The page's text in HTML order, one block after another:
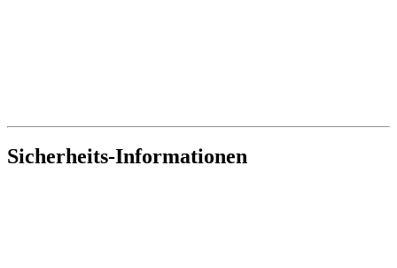
Sicherheits-Informationen